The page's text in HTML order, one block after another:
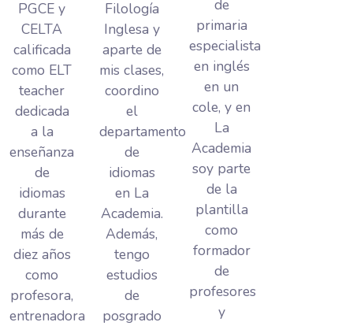
PGCE y
CELTA
calificada
como ELT
teacher
dedicada
a la
enseñanza
de
idiomas
durante
más de
diez años
como
profesora,
entrenadora
Filología
Inglesa y
aparte de
mis clases,
coordino
el
departamento
de
idiomas
en La
Academia.
Además,
tengo
estudios
de
posgrado
de
primaria
especialista
en inglés
en un
cole, y en
La
Academia
soy parte
de la
plantilla
como
formador
de
profesores
y